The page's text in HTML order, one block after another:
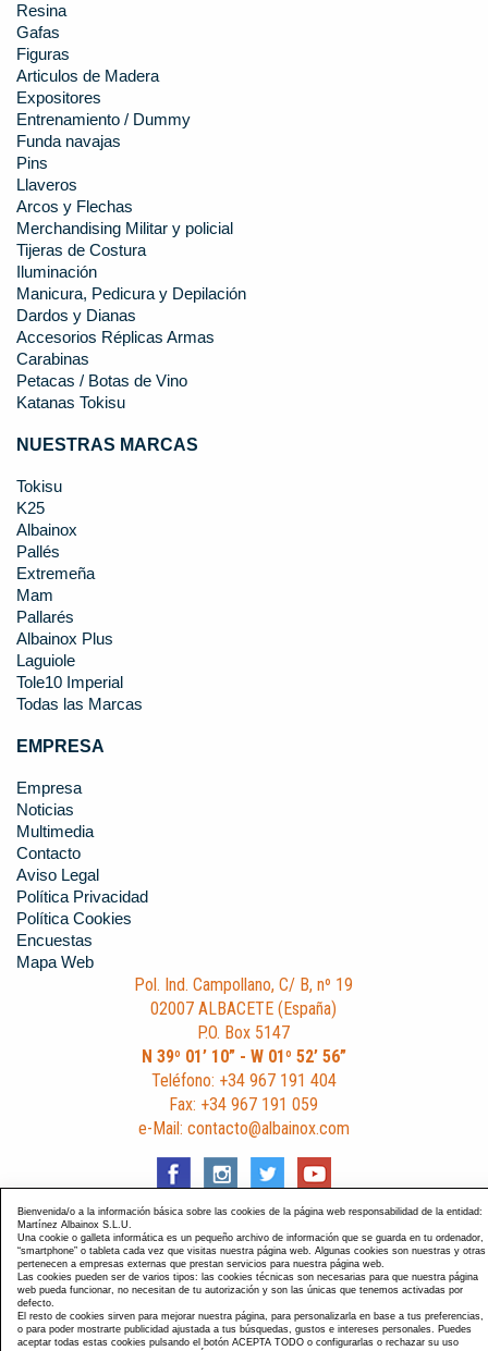
Resina
Gafas
Figuras
Articulos de Madera
Expositores
Entrenamiento / Dummy
Funda navajas
Pins
Llaveros
Arcos y Flechas
Merchandising Militar y policial
Tijeras de Costura
Iluminación
Manicura, Pedicura y Depilación
Dardos y Dianas
Accesorios Réplicas Armas
Carabinas
Petacas / Botas de Vino
Katanas Tokisu
NUESTRAS MARCAS
Tokisu
K25
Albainox
Pallés
Extremeña
Mam
Pallarés
Albainox Plus
Laguiole
Tole10 Imperial
Todas las Marcas
EMPRESA
Empresa
Noticias
Multimedia
Contacto
Aviso Legal
Política Privacidad
Política Cookies
Encuestas
Mapa Web
Pol. Ind. Campollano, C/ B, nº 19
02007 ALBACETE (España)
P.O. Box 5147
N 39º 01’ 10” - W 01º 52’ 56”
Teléfono: +34 967 191 404
Fax: +34 967 191 059
e-Mail: contacto@albainox.com
Diseño y Desarrollo web Im3diA comunicación. Esta página
está optimizada para navegadores Chrome, Internet Explorer
9 y Firefox 4.0.
Bienvenida/o a la información básica sobre las cookies de la página web responsabilidad de la entidad:
Martínez Albainox S.L.U.
Una cookie o galleta informática es un pequeño archivo de información que se guarda en tu ordenador,
“smartphone” o tableta cada vez que visitas nuestra página web. Algunas cookies son nuestras y otras
pertenecen a empresas externas que prestan servicios para nuestra página web.
Las cookies pueden ser de varios tipos: las cookies técnicas son necesarias para que nuestra página
web pueda funcionar, no necesitan de tu autorización y son las únicas que tenemos activadas por
defecto.
El resto de cookies sirven para mejorar nuestra página, para personalizarla en base a tus preferencias,
o para poder mostrarte publicidad ajustada a tus búsquedas, gustos e intereses personales. Puedes
aceptar todas estas cookies pulsando el botón ACEPTA TODO o configurarlas o rechazar su uso